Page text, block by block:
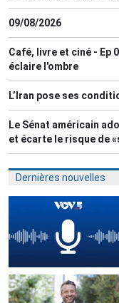
09/08/2026
Café, livre et ciné - Ep
éclaire l'ombre
L’Iran pose ses
Le Sénat américain
et écarte le risque de
Dernières nouvelles